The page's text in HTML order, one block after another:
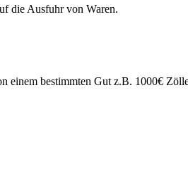
die Ausfuhr von Waren.
einem bestimmten Gut z.B. 1000€